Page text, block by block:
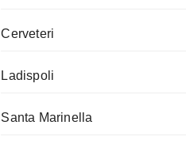
Cerveteri
Ladispoli
Santa Marinella